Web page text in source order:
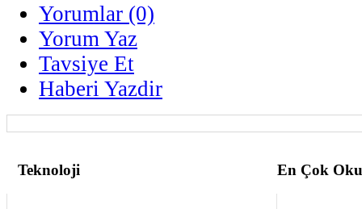
Yorumlar (0)
Yorum Yaz
Tavsiye Et
Haberi Yazdir
Teknoloji En Çok